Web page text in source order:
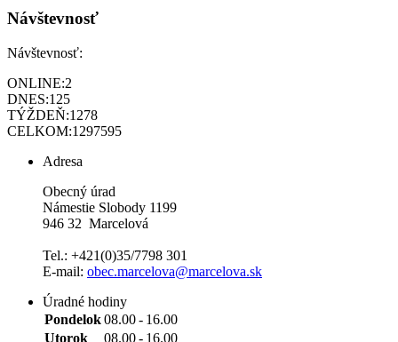
Návštevnosť
Návštevnosť:
ONLINE:2
DNES:125
TÝŽDEŇ:1278
CELKOM:1297595
Adresa
Obecný úrad
Námestie Slobody 1199
946 32 Marcelová
Tel.: +421(0)35/7798 301
E-mail: obec.marcelova@marcelova.sk
Úradné hodiny
Pondelok08.00- 16.00
Utorok
08.00- 16.00